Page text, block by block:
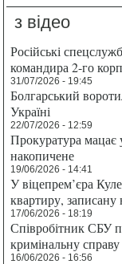
з відео
Російські
командира 2-го
31/07/2026 - 19:45
Болгарський
Україні
22/07/2026 - 12:59
Прокуратура мацає
накопичене
19/06/2026 - 14:41
У віцепрем’єра
квартиру, записану
17/06/2026 - 18:19
Співробітник СБУ
кримінальну
16/06/2026 - 16:56